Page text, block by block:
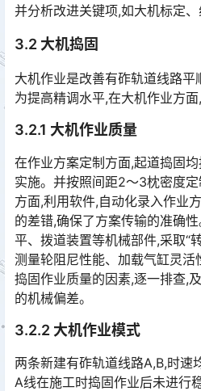
并分析改进关键项,如大机标定、
3.2 大机捣固
大机作业是改善有砟轨道线路平
为提高精调水平,在大机作业方面
3.2.1 大机作业质量
在作业方案定制方面,起道捣固
实施。并按照间距2～3枕密度
方面,利用软件,自动化录入作业
的差错,确保了方案传输的准确
平、拨道装置等机械部件,采取“
测量轮阻尼性能、加载气缸灵活
捣固作业质量的因素,逐一排查,
的机械偏差。󠅅󠅃󠄵󠅂󠄪󠇖󠆨󠆨󠇕󠆞󠆒󠅬󠇘󠆭󠆘󠇙󠆝󠅵󠇗󠆭󠆁󠄐󠇗󠅹󠅸󠇖󠆍󠅳󠇖󠅹󠅰󠇖󠆌󠅹
3.2.2 大机作业模式
两条新建有砟轨道线路A,B,时
A线在施工时捣固作业后未进行